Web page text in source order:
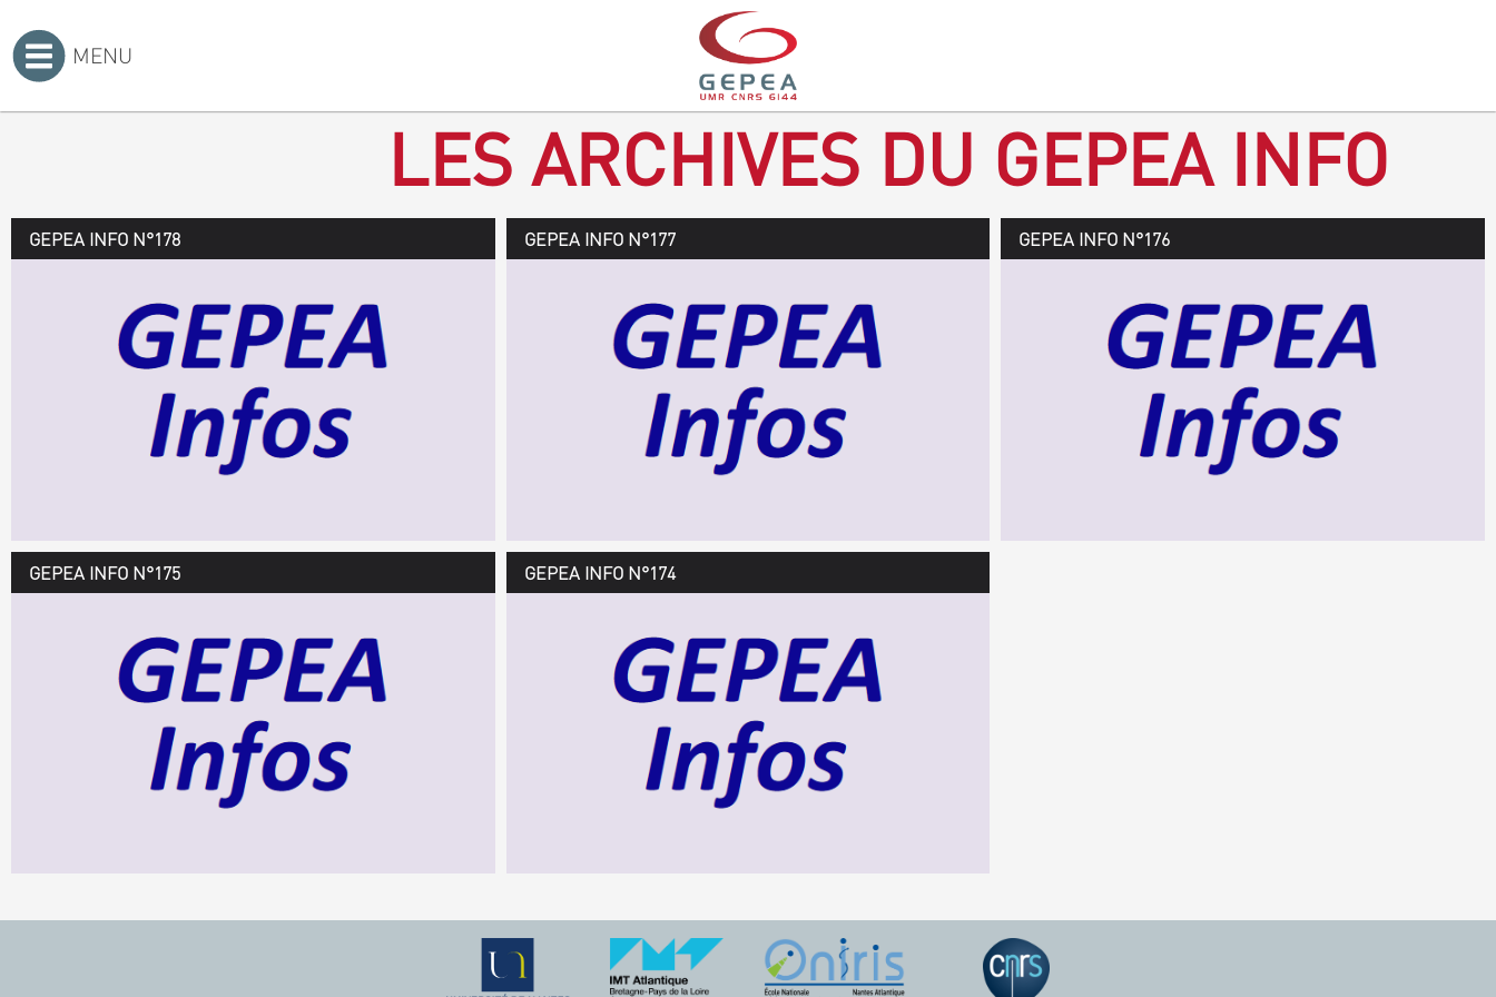
MENU
LES ARCHIVES DU GEPEA INFO
GEPEA INFO N°178
GEPEA Infos n°178
Novembre 2019 > janvier 2020
TÉLÉCHARGEZ LE GEPEA INFOS
GEPEA INFO N°177
GEPEA Infos n°177
Août > octobre 2019
TÉLÉCHARGEZ LE GEPEA INFOS
GEPEA INFO N°176
GEPEA INFO N°175
GEPEA Infos n°175
Décembre 2018 > février 2019
TÉLÉCHARGEZ LE GEPEA INFOS
GEPEA INFO N°174